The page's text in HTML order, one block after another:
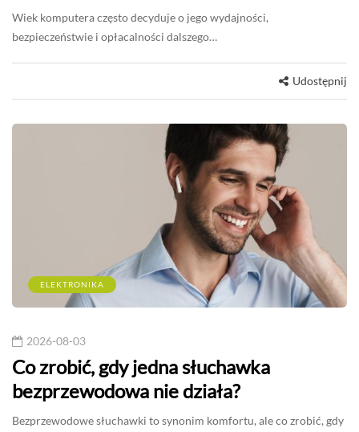
Wiek komputera często decyduje o jego wydajności,
bezpieczeństwie i opłacalności dalszego…
Udostępnij
ELEKTRONIKA
2026-08-03
Co zrobić, gdy jedna słuchawka
bezprzewodowa nie działa?
Bezprzewodowe słuchawki to synonim komfortu, ale co zrobić, gdy